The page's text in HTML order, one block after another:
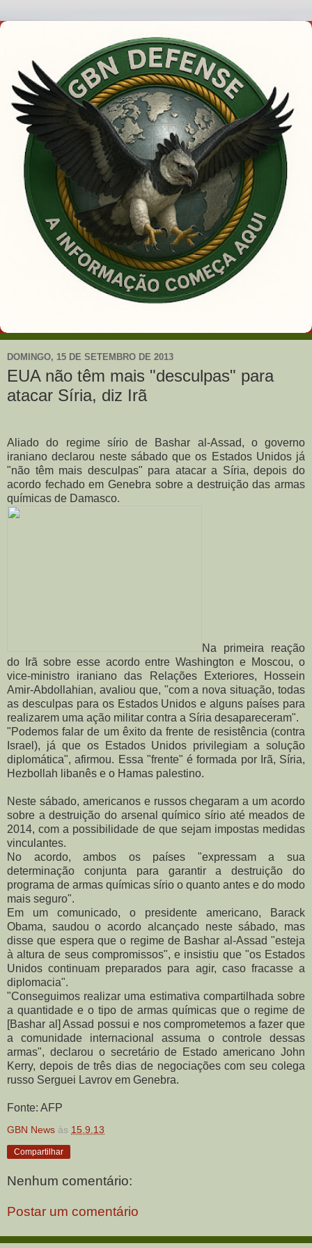
DOMINGO, 15 DE SETEMBRO DE 2013
EUA não têm mais "desculpas" para
atacar Síria, diz Irã
Aliado do regime sírio de Bashar al-Assad, o governo
iraniano declarou neste sábado que os Estados Unidos já
"não têm mais desculpas" para atacar a Síria, depois do
acordo fechado em Genebra sobre a destruição das armas
químicas de Damasco.
Na primeira reação
do Irã sobre esse acordo entre Washington e Moscou, o
vice-ministro iraniano das Relações Exteriores, Hossein
Amir-Abdollahian, avaliou que, "com a nova situação, todas
as desculpas para os Estados Unidos e alguns países para
realizarem uma ação militar contra a Síria desapareceram".
"Podemos falar de um êxito da frente de resistência (contra
Israel), já que os Estados Unidos privilegiam a solução
diplomática", afirmou. Essa "frente" é formada por Irã, Síria,
Hezbollah libanês e o Hamas palestino.
Neste sábado, americanos e russos chegaram a um acordo
sobre a destruição do arsenal químico sírio até meados de
2014, com a possibilidade de que sejam impostas medidas
vinculantes.
No acordo, ambos os países "expressam a sua
determinação conjunta para garantir a destruição do
programa de armas químicas sírio o quanto antes e do modo
mais seguro".
Em um comunicado, o presidente americano, Barack
Obama, saudou o acordo alcançado neste sábado, mas
disse que espera que o regime de Bashar al-Assad "esteja
à altura de seus compromissos", e insistiu que "os Estados
Unidos continuam preparados para agir, caso fracasse a
diplomacia".
"Conseguimos realizar uma estimativa compartilhada sobre
a quantidade e o tipo de armas químicas que o regime de
[Bashar al] Assad possui e nos comprometemos a fazer que
a comunidade internacional assuma o controle dessas
armas", declarou o secretário de Estado americano John
Kerry, depois de três dias de negociações com seu colega
russo Serguei Lavrov em Genebra.
Fonte: AFP
GBN News às 15.9.13
Compartilhar
Nenhum comentário:
Postar um comentário